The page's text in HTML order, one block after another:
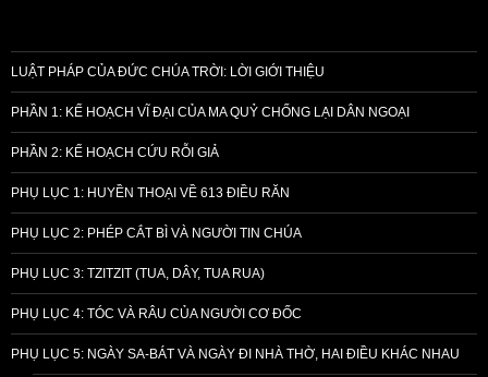
LUẬT PHÁP CỦA ĐỨC CHÚA TRỜI: LỜI GIỚI THIỆU
PHẦN 1: KẾ HOẠCH VĨ ĐẠI CỦA MA QUỶ CHỐNG LẠI DÂN NGOẠI
PHẦN 2: KẾ HOẠCH CỨU RỖI GIẢ
PHỤ LỤC 1: HUYỀN THOẠI VỀ 613 ĐIỀU RĂN
PHỤ LỤC 2: PHÉP CẮT BÌ VÀ NGƯỜI TIN CHÚA
PHỤ LỤC 3: TZITZIT (TUA, DÂY, TUA RUA)
PHỤ LỤC 4: TÓC VÀ RÂU CỦA NGƯỜI CƠ ĐỐC
PHỤ LỤC 5: NGÀY SA-BÁT VÀ NGÀY ĐI NHÀ THỜ, HAI ĐIỀU KHÁC NHAU